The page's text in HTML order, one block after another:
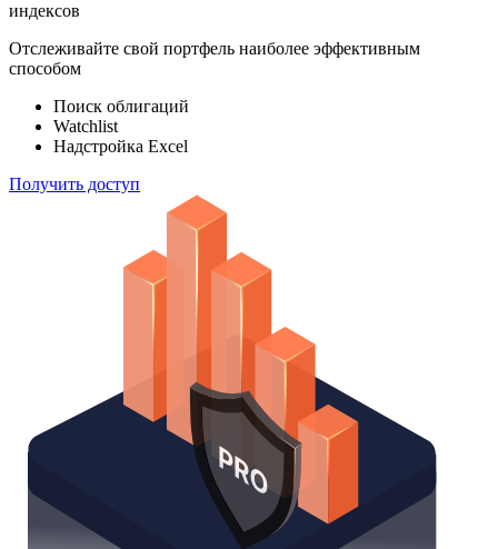
ETF & Funds
100 000
Отслеживайте свой портфель наиболее эффективным
способом
Поиск облигаций
Надстройка Excel
Получить доступ